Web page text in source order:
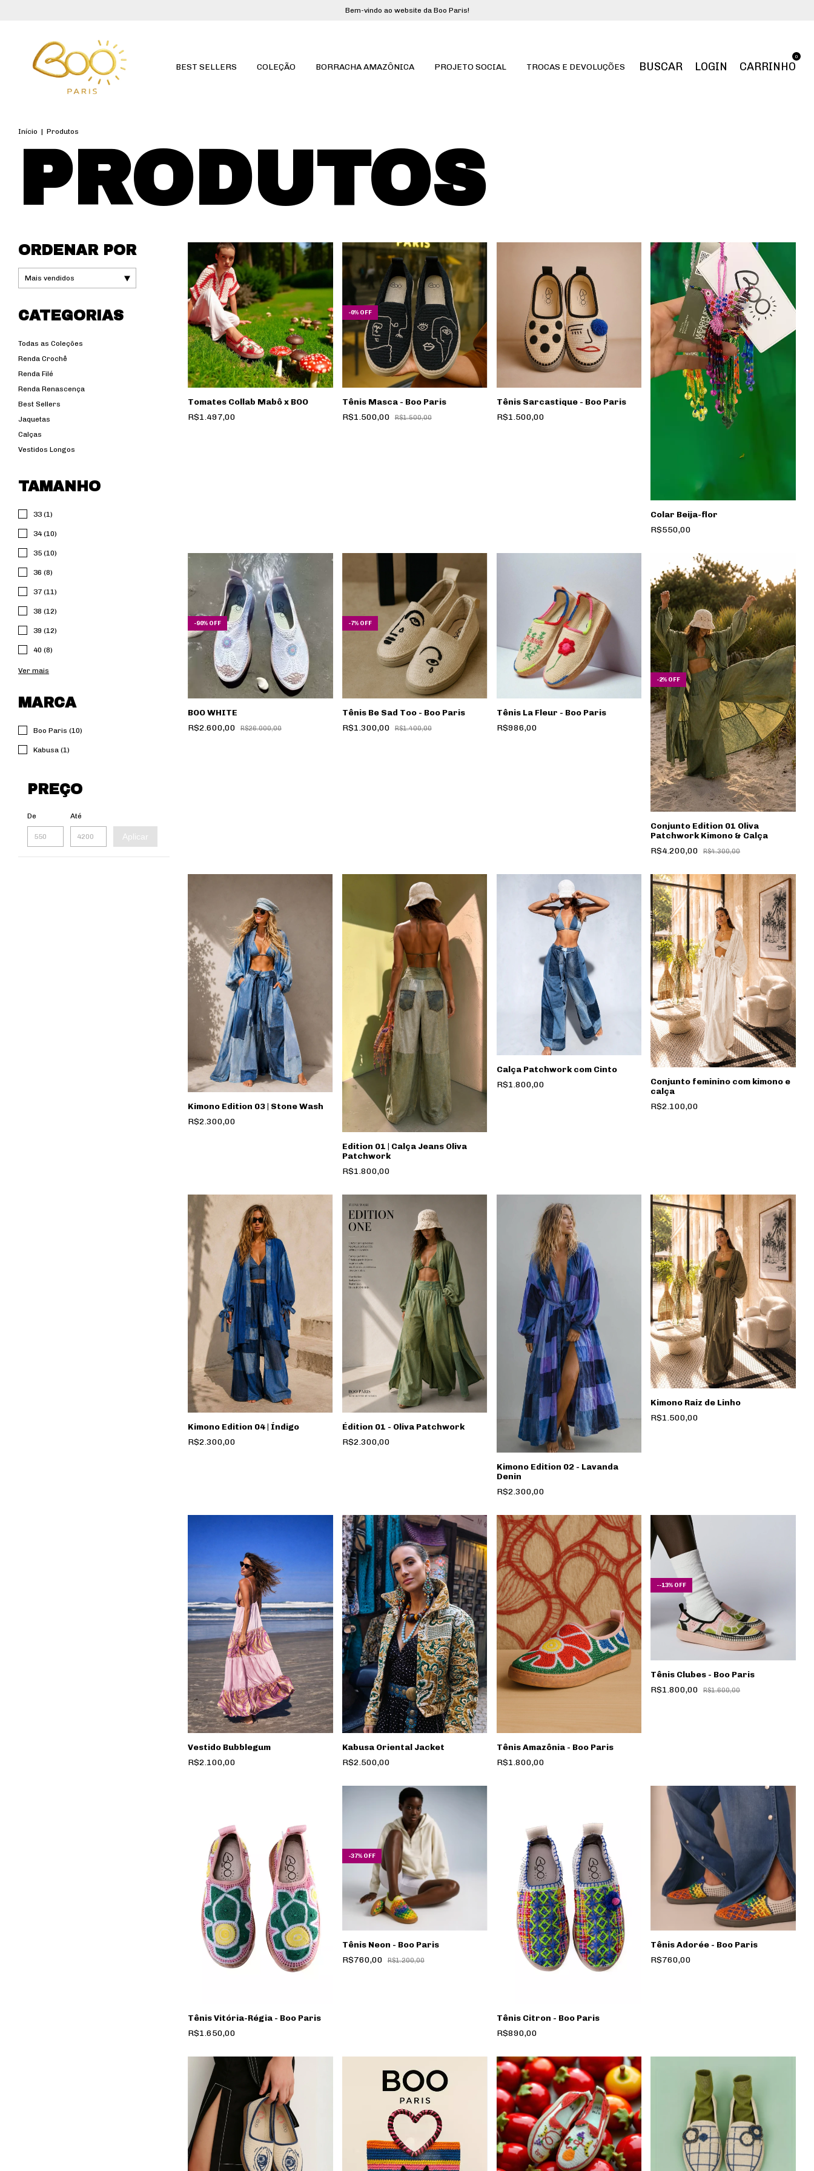
Bem-vindo ao website da Boo Paris!
BEST SELLERS COLEÇÃO BORRACHA AMAZÔNICA PROJETO SOCIAL TROCAS E DEVOLUÇÕES BUSCAR LOGIN CARRINHO
0
Início | Produtos
PRODUTOS
ORDENAR POR
CATEGORIAS
Todas as Coleções
Renda Crochê
Renda Filé
Renda Renascença
Best Sellers
Jaquetas
Calças
Vestidos Longos
TAMANHO
33 (1)
34 (10)
35 (10)
36 (8)
37 (11)
38 (12)
39 (12)
40 (8)
Ver mais
MARCA
Boo Paris (10)
Kabusa (1)
PREÇO
De Até
Aplicar
Tomates Collab Mabô x BOO
R$1.497,00
-0% OFF
Tênis Masca - Boo Paris
R$1.500,00
R$1.500,00
Tênis Sarcastique - Boo Paris
R$1.500,00
Colar Beija-flor
R$550,00
-90% OFF
BOO WHITE
R$2.600,00
R$26.000,00
-7% OFF
Tênis Be Sad Too - Boo Paris
R$1.300,00
R$1.400,00
Tênis La Fleur - Boo Paris
R$986,00
-2% OFF
Conjunto Edition 01 Oliva
Patchwork Kimono & Calça
R$4.200,00
R$4.300,00
Kimono Edition 03 | Stone Wash
R$2.300,00
Edition 01 | Calça Jeans Oliva
Patchwork
R$1.800,00
Calça Patchwork com Cinto
R$1.800,00
Conjunto feminino com kimono e
calça
R$2.100,00
Kimono Edition 04 | Índigo
R$2.300,00
Édition 01 - Oliva Patchwork
R$2.300,00
Kimono Edition 02 - Lavanda
Denin
R$2.300,00
Kimono Raiz de Linho
R$1.500,00
Vestido Bubblegum
R$2.100,00
Kabusa Oriental Jacket
R$2.500,00
Tênis Amazônia - Boo Paris
R$1.800,00
--13% OFF
Tênis Clubes - Boo Paris
R$1.800,00
R$1.600,00
Tênis Vitória-Régia - Boo Paris
R$1.650,00
-37% OFF
Tênis Neon - Boo Paris
R$760,00
R$1.200,00
Tênis Citron - Boo Paris
R$890,00
Tênis Adorée - Boo Paris
R$760,00